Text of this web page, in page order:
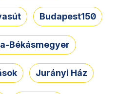
Budapest150
Békásmegyer
Jurányi Ház